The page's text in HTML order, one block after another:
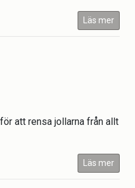
Läs mer
att rensa jollarna från allt
Läs mer